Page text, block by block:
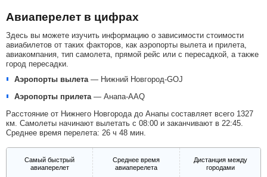
Авиаперелет в цифрах
Здесь вы можете изучить информацию о зависимости стоимости
авиабилетов от таких факторов, как аэропорты вылета и прилета,
авиакомпания, тип самолета, прямой рейс или с пересадкой, а также
город пересадки.
Аэропорты вылета — Нижний Новгород-GOJ
Аэропорты прилета — Анапа-AAQ
Расстояние от Нижнего Новгорода до Анапы составляет всего 1327
км. Самолеты начинают вылетать с 08:00 и заканчивают в 22:45.
Среднее время перелета: 26 ч 48 мин.
Самый быстрый
авиаперелет
Среднее время
авиаперелета
Дистанция между
городами